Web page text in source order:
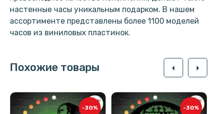
настенные часы уникальным подарком. В нашем
ассортименте представлены более 1100 моделей
часов из виниловых пластинок.
Похожие товары arrow_left arrow_right
-30% -30%